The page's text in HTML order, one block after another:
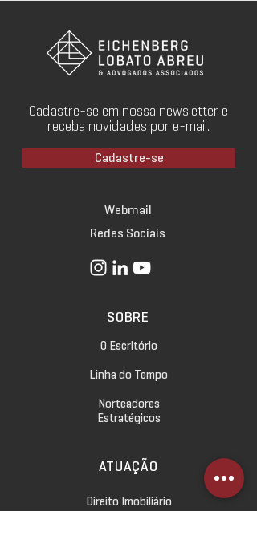
Cadastre-se em nossa newsletter e
receba novidades por e-mail.
Cadastre-se
Webmail
Redes Sociais
SOBRE
O Escritório
Linha do Tempo
Norteadores
Estratégicos
ATUAÇÃO
Direito Imobiliário